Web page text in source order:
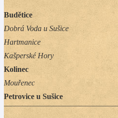
Budětice
Dobrá Voda u Sušice
Hartmanice
Kašperské Hory
Kolinec
Mouřenec
Petrovice u Sušice